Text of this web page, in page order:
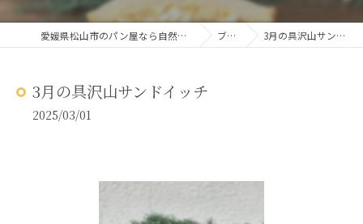
愛媛県松山市のパン屋なら自然をほおばるsola ブログ 3月の具沢山サンドイッチ
3月の具沢山サンドイッチ
2025/03/01